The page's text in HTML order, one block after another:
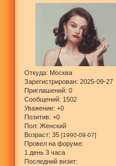
Откуда: Москва
Зарегистрирован: 2025-09-27
Приглашений: 0
Сообщений: 1502
Уважение: +0
Позитив: +0
Пол: Женский
Возраст: 35 [1990-09-07]
Провел на форуме:
1 день 3 часа
Последний визит: